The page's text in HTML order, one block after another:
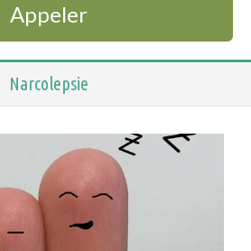
Appeler
Narcolepsie